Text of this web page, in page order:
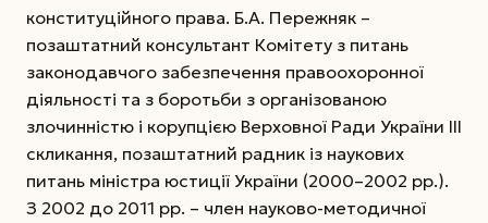
конституційного права. Б.А. Пережняк –
позаштатний консультант Комітету з питань
законодавчого забезпечення правоохоронної
діяльності та з боротьби з організованою
злочинністю і корупцією Верховної Ради України ІІІ
скликання, позаштатний радник із наукових
питань міністра юстиції України (2000–2002 рр.).
З 2002 до 2011 рр. – член ­науково-методичної